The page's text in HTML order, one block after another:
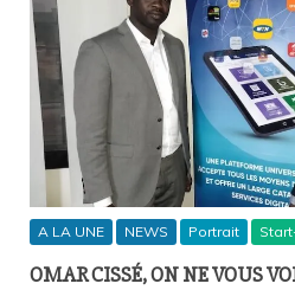
A LA UNE NEWS Portrait
OMAR CISSÉ, ON NE VOUS